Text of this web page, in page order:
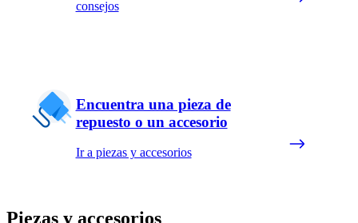
consejos
Encuentra una pieza de
repuesto o un accesorio
Ir a piezas y accesorios
Piezas y accesorios